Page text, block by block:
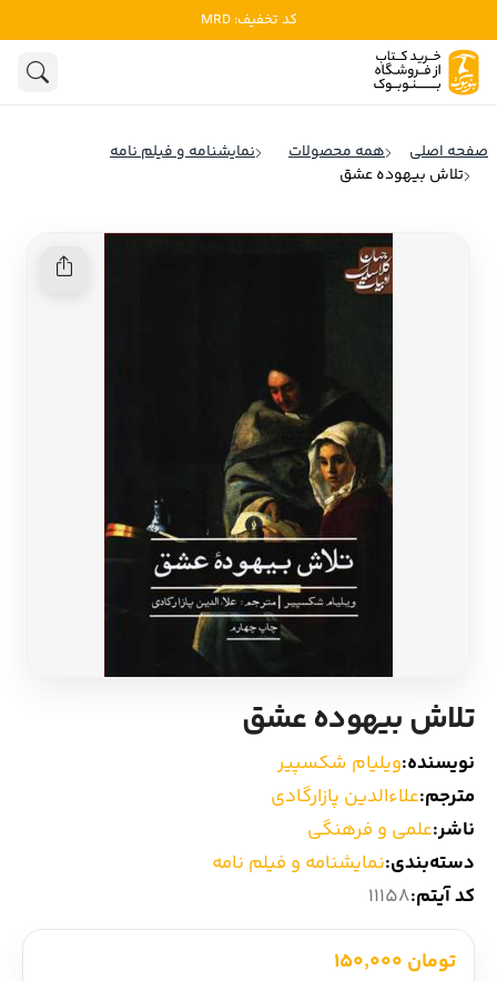
کد تخفیف: MRD
ادبیات
روانشناسی
تاریخ و سیاست
ادبیات آمریکای لاتین
ادبیات آلمان
ادبیات ترکیه
ادبیات آسیا
سایر کشورهای اروپا
داستان کوتاه
شعر و متون کهن
ادبیات
صفحه اصلی همه محصولات
نمایشنامه و فیلم نامه
تلاش بیهوده عشق
تلاش بیهوده عشق
نویسنده:ویلیام شکسپیر
مترجم:علاءالدین پازارگادی
ناشر:علمی و فرهنگی
دسته‌بندی:نمایشنامه و فیلم نامه
کد آیتم:11158
تومان 150,000